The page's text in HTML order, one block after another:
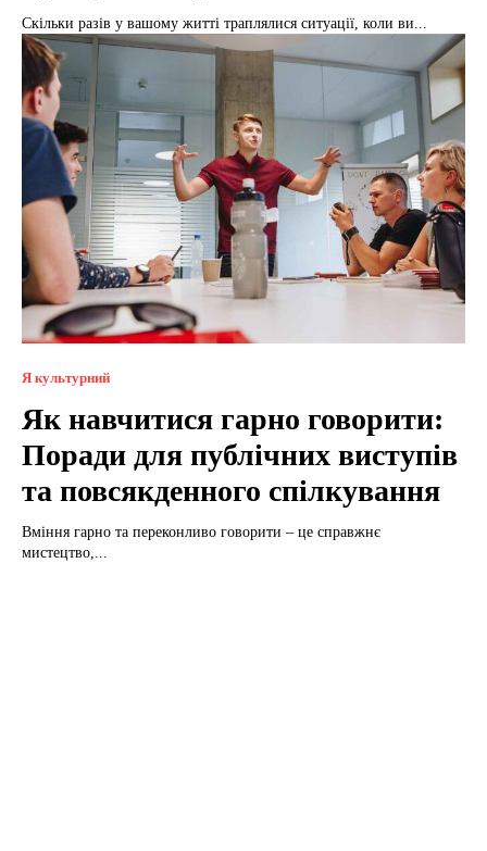
Скільки разів у вашому житті траплялися ситуації, коли ви...
Я культурний
Як навчитися гарно говорити:
Поради для публічних виступів
та повсякденного спілкування
Вміння гарно та переконливо говорити – це справжнє
мистецтво,...